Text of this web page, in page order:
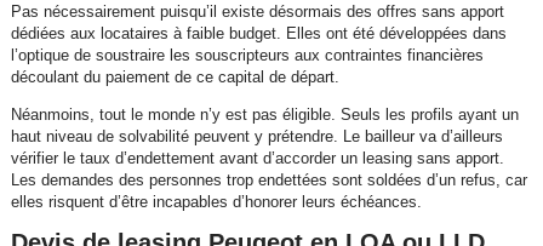
Pas nécessairement puisqu’il existe désormais des offres sans apport
dédiées aux locataires à faible budget. Elles ont été développées dans
l’optique de soustraire les souscripteurs aux contraintes financières
découlant du paiement de ce capital de départ.
Néanmoins, tout le monde n’y est pas éligible. Seuls les profils ayant un
haut niveau de solvabilité peuvent y prétendre. Le bailleur va d’ailleurs
vérifier le taux d’endettement avant d’accorder un leasing sans apport.
Les demandes des personnes trop endettées sont soldées d’un refus, car
elles risquent d’être incapables d’honorer leurs échéances.